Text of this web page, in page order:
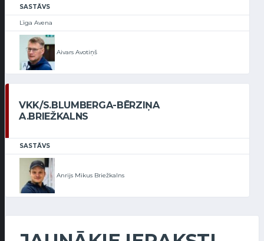
SASTĀVS
Līga Avena
Aivars Avotiņš
VKK/S.BLUMBERGA-BĒRZIŅA
A.BRIEŽKALNS
SASTĀVS
Anrijs Mikus Briežkalns